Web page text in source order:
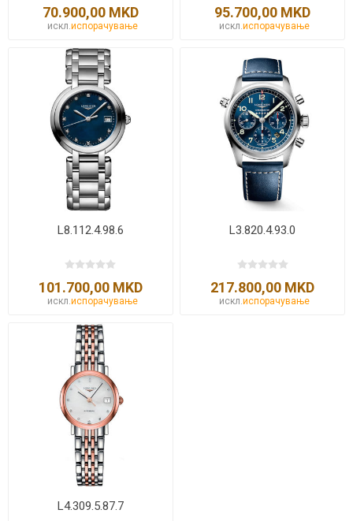
70.900,00 MKD
искл.испорачување
95.700,00 MKD
искл.испорачување
L8.112.4.98.6
101.700,00 MKD
искл.испорачување
L3.820.4.93.0
217.800,00 MKD
искл.испорачување
L4.309.5.87.7